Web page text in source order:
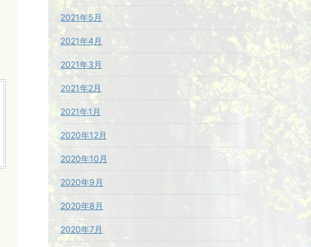
2021年5月
2021年4月
2021年3月
2021年2月
2021年1月
2020年12月
2020年10月
2020年9月
2020年8月
2020年7月